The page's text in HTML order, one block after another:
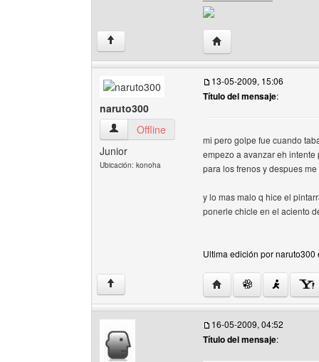
↑ Visitar sitio web del
naruto300
naruto300 Ver perfil del usuario
Offline
Junior
Ubicación: konoha
13-05-2009, 15:06
Título del mensaje:
mi pero golpe fue cuando
empezo a avanzar eh
para los frenos y despues
y lo mas malo q hice el
ponerle chicle en el aciento
Ultima edición por
↑ Visitar sitio web del
16-05-2009, 04:52
Título del mensaje: